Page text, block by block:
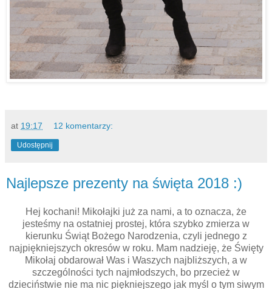
at 19:17 12 komentarzy:
Udostępnij
Najlepsze prezenty na święta 2018 :)
Hej kochani! Mikołajki już za nami, a to oznacza, że
jesteśmy na ostatniej prostej, która szybko zmierza w
kierunku Świąt Bożego Narodzenia, czyli jednego z
najpiękniejszych okresów w roku. Mam nadzieję, że Święty
Mikołaj obdarował Was i Waszych najbliższych, a w
szczególności tych najmłodszych, bo przecież w
dzieciństwie nie ma nic piękniejszego jak myśl o tym siwym